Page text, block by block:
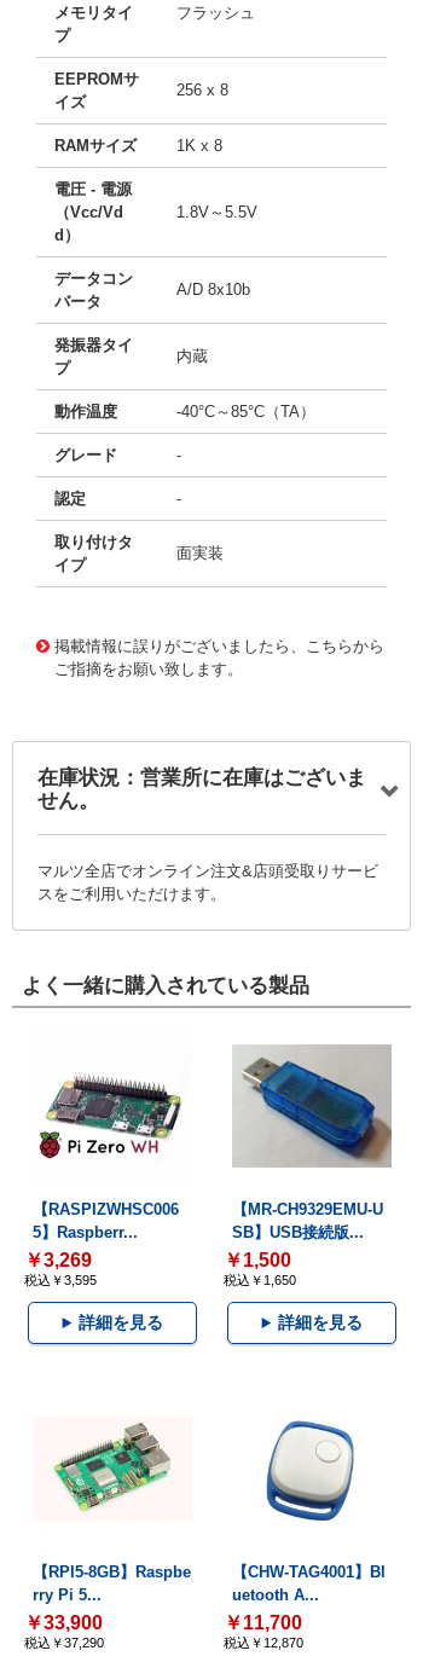
メモリタイ
プ
フラッシュ
EEPROMサ
イズ
256 x 8
RAMサイズ 1K x 8
電圧 - 電源
（Vcc/Vd
d）
1.8V～5.5V
データコン
バータ
A/D 8x10b
発振器タイ
プ
内蔵
動作温度 -40°C～85°C（TA）
グレード -
認定 -
取り付けタ
イプ
面実装
掲載情報に誤りがございましたら、こちらから
ご指摘をお願い致します。
在庫状況：営業所に在庫はございま
せん。
マルツ全店でオンライン注文&店頭受取りサービ
スをご利用いただけます。
よく一緒に購入されている製品
【RASPIZWHSC006
5】Raspberr...
￥3,269
税込￥3,595
詳細を見る
【MR-CH9329EMU-U
SB】USB接続版...
￥1,500
税込￥1,650
詳細を見る
【RPI5-8GB】Raspbe
rry Pi 5...
￥33,900
税込￥37,290
【CHW-TAG4001】Bl
uetooth A...
￥11,700
税込￥12,870